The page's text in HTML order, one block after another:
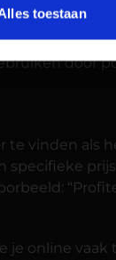
toestaan
door
vinden als
online vaak